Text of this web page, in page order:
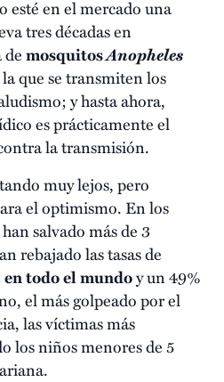
esté en el mercado una
tres décadas en
mosquitosAnopheles
que se transmiten los
y hasta ahora,
es prácticamente el
la transmisión.
muy lejos, pero
el optimismo. En los
salvado más de 3
rebajado las tasas de
todo el mundoy un 49%
el más golpeado por el
las víctimas más
los niños menores de 5